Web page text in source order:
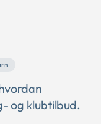
og klubtilbud.